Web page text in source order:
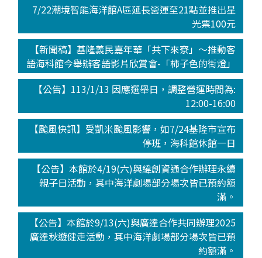
7/22潮境智能海洋館A區延長營運至21點並推出星
光票100元
【新聞稿】基隆義民嘉年華「共下來尞」～推動客
語海科館今舉辦客語影片欣賞會-「柿子色的街燈」
【公告】113/1/13 因應選舉日，調整營運時間為:
12:00-16:00
【颱風快訊】受凱米颱風影響，如7/24基隆市宣布
停班，海科館休館一日
【公告】本館於4/19(六)與緯創資通合作辦理永續
親子日活動，其中海洋劇場部分場次皆已預約額
滿。
【公告】本館於9/13(六)與廣達合作共同辦理2025
廣達秋遊健走活動，其中海洋劇場部分場次皆已預
約額滿。